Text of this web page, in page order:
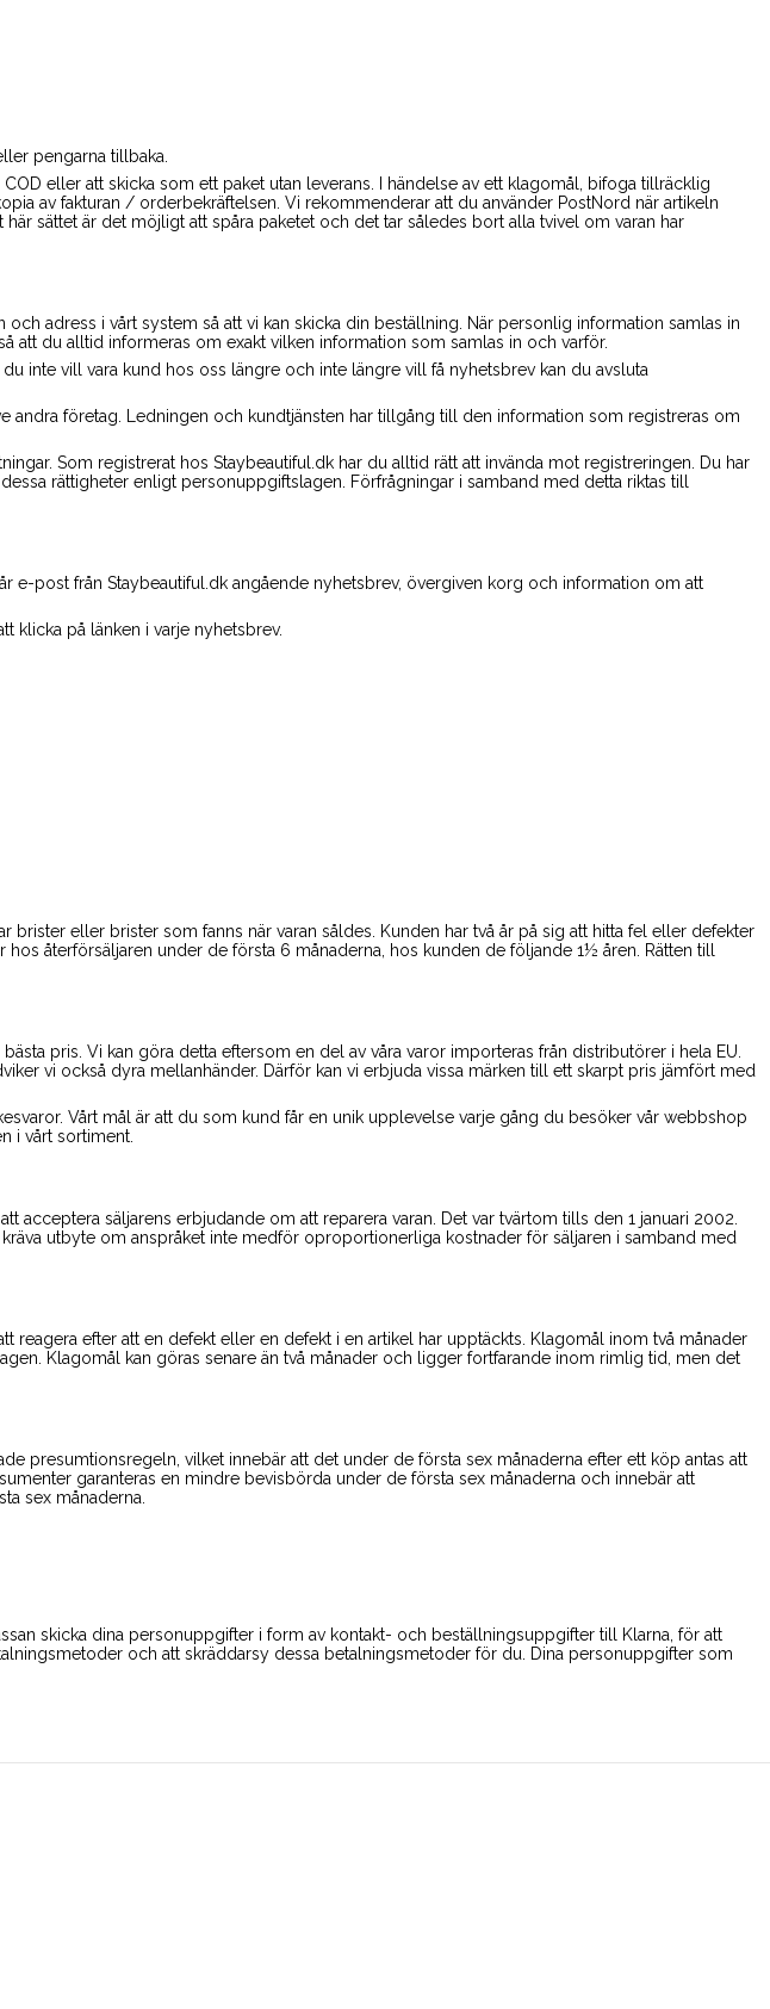
pengarna tillbaka.
eller att skicka som ett paket utan leverans. I händelse av ett klagomål, bifoga tillräcklig
av fakturan / orderbekräftelsen. Vi rekommenderar att du använder PostNord när artikeln
sättet är det möjligt att spåra paketet och det tar således bort alla tvivel om varan har
adress i vårt system så att vi kan skicka din beställning. När personlig information samlas in
att du alltid informeras om exakt vilken information som samlas in och varför.
inte vill vara kund hos oss längre och inte längre vill få nyhetsbrev kan du avsluta
företag. Ledningen och kundtjänsten har tillgång till den information som registreras om
Som registrerat hos Staybeautiful.dk har du alltid rätt att invända mot registreringen. Du har
rättigheter enligt personuppgiftslagen. Förfrågningar i samband med detta riktas till
e-post från Staybeautiful.dk angående nyhetsbrev, övergiven korg och information om att
klicka på länken i varje nyhetsbrev.
brister eller brister som fanns när varan såldes. Kunden har två år på sig att hitta fel eller defekter
återförsäljaren under de första 6 månaderna, hos kunden de följande 1½ åren. Rätten till
pris. Vi kan göra detta eftersom en del av våra varor importeras från distributörer i hela EU.
vi också dyra mellanhänder. Därför kan vi erbjuda vissa märken till ett skarpt pris jämfört med
Vårt mål är att du som kund får en unik upplevelse varje gång du besöker vår webbshop
i vårt sortiment.
acceptera säljarens erbjudande om att reparera varan. Det var tvärtom tills den 1 januari 2002.
utbyte om anspråket inte medför oproportionerliga kostnader för säljaren i samband med
reagera efter att en defekt eller en defekt i en artikel har upptäckts. Klagomål inom två månader
Klagomål kan göras senare än två månader och ligger fortfarande inom rimlig tid, men det
presumtionsregeln, vilket innebär att det under de första sex månaderna efter ett köp antas att
garanteras en mindre bevisbörda under de första sex månaderna och innebär att
sex månaderna.
skicka dina personuppgifter i form av kontakt- och beställningsuppgifter till Klarna, för att
och att skräddarsy dessa betalningsmetoder för du. Dina personuppgifter som